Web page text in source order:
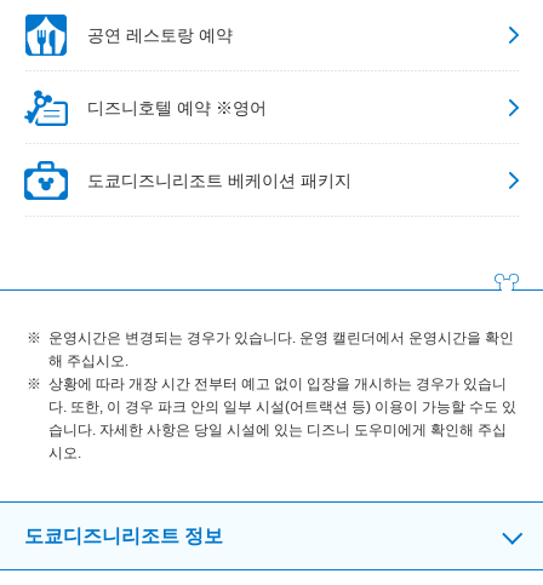
공연 레스토랑 예약
디즈니호텔 예약 ※영어
도쿄디즈니리조트 베케이션 패키지
운영시간은 변경되는 경우가 있습니다. 운영 캘린더에서 운영시간을 확인
해 주십시오.
상황에 따라 개장 시간 전부터 예고 없이 입장을 개시하는 경우가 있습니
다. 또한, 이 경우 파크 안의 일부 시설(어트랙션 등) 이용이 가능할 수도 있
습니다. 자세한 사항은 당일 시설에 있는 디즈니 도우미에게 확인해 주십
시오.
도쿄디즈니리조트 정보